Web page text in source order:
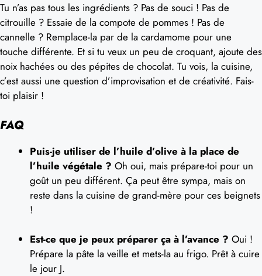
Tu n’as pas tous les ingrédients ? Pas de souci ! Pas de
citrouille ? Essaie de la compote de pommes ! Pas de
cannelle ? Remplace-la par de la cardamome pour une
touche différente. Et si tu veux un peu de croquant, ajoute des
noix hachées ou des pépites de chocolat. Tu vois, la cuisine,
c’est aussi une question d’improvisation et de créativité. Fais-
toi plaisir !
FAQ
Puis-je utiliser de l’huile d’olive à la place de
l’huile végétale ? Oh oui, mais prépare-toi pour un
goût un peu différent. Ça peut être sympa, mais on
reste dans la cuisine de grand-mère pour ces beignets
!
Est-ce que je peux préparer ça à l’avance ? Oui !
Prépare la pâte la veille et mets-la au frigo. Prêt à cuire
le jour J.